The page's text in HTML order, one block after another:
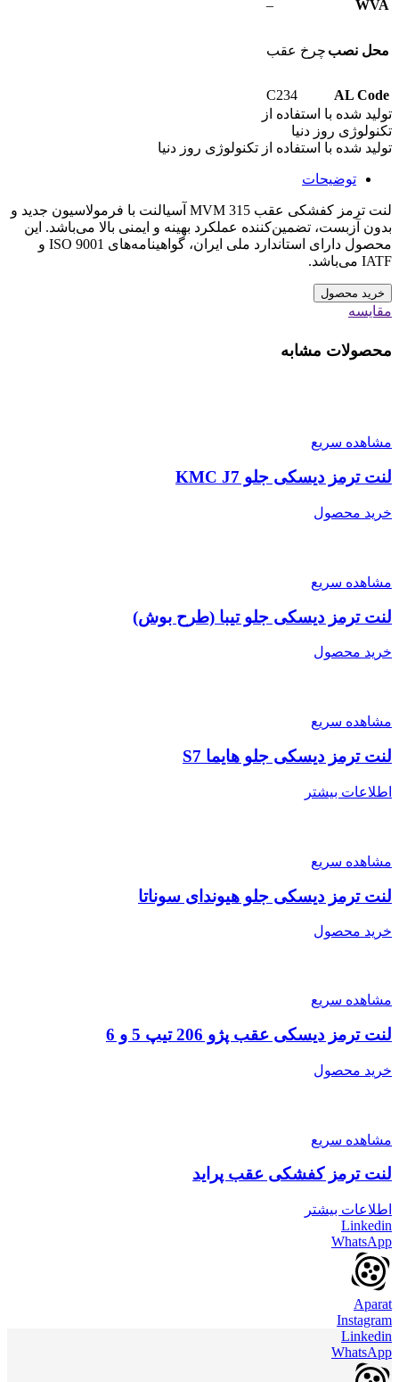
WVA
–
محل نصب چرخ عقب
AL Code
C234
تولید شده با استفاده از
تکنولوژی روز دنیا
تولید شده با استفاده از تکنولوژی روز دنیا
توضیحات
لنت ترمز کفشکی عقب MVM 315 آسیالنت با فرمولاسیون جدید و
بدون آزبست، تضمین‌کننده عملکرد بهینه و ایمنی بالا می‌باشد. این
محصول دارای استاندارد ملی ایران، گواهینامه‌های ISO 9001 و
IATF می‌باشد.
خرید محصول
مقایسه
محصولات مشابه
مشاهده سریع
لنت ترمز دیسکی جلو KMC J7
خرید محصول
مشاهده سریع
لنت ترمز دیسکی جلو تیبا (طرح بوش)
خرید محصول
مشاهده سریع
لنت ترمز دیسکی جلو هایما S7
اطلاعات بیشتر
مشاهده سریع
لنت ترمز دیسکی جلو هیوندای سوناتا
خرید محصول
مشاهده سریع
لنت ترمز دیسکی عقب پژو 206 تیپ 5 و 6
خرید محصول
مشاهده سریع
لنت ترمز کفشکی عقب پراید
اطلاعات بیشتر
Linkedin
WhatsApp
Aparat
Instagram
Linkedin
WhatsApp